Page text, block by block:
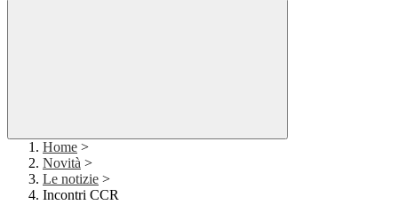
Home >
Novità >
Le notizie >
Incontri CCR